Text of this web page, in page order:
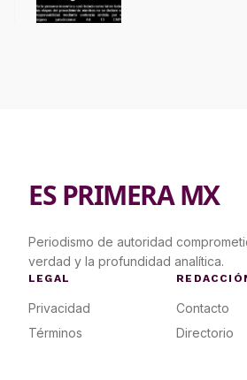
ES PRIMERA MX
Periodismo de autoridad
verdad y la profundidad analítica.
LEGAL
Privacidad
Términos
Contacto
Directorio